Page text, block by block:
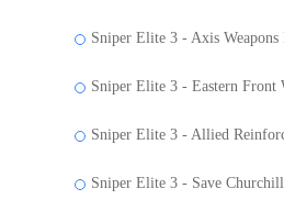
Sniper Elite 3 - Axis Weapons
Sniper Elite 3 - Eastern Front
Sniper Elite 3 - Allied
Sniper Elite 3 - Save